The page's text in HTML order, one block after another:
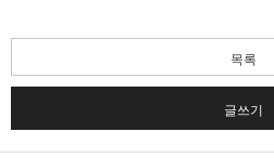
목록
글쓰기